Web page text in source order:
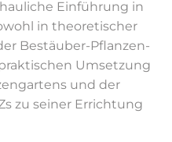
Einführung in
in theoretischer
Bestäuber-Pflanzen-
Umsetzung
und der
zu seiner Errichtung